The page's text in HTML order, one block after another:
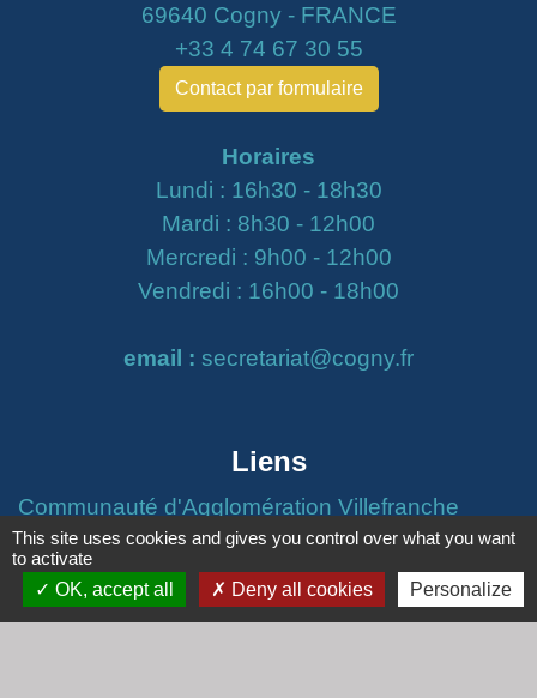
69640 Cogny - FRANCE
+33 4 74 67 30 55
Contact par formulaire
Horaires
Lundi : 16h30 - 18h30
Mardi : 8h30 - 12h00
Mercredi : 9h00 - 12h00
Vendredi : 16h00 - 18h00
email : secretariat@cogny.fr
Liens
Communauté d'Agglomération Villefranche
Beaujolais Saône
Commune de Denicé
Jumelage
This site uses cookies and gives you control over what you want
to activate
OK, accept all
Deny all cookies Personalize